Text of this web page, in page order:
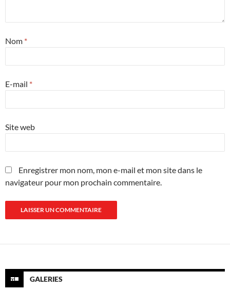
Nom *
E-mail *
Site web
Enregistrer mon nom, mon e-mail et mon site dans le
navigateur pour mon prochain commentaire.
GALERIES